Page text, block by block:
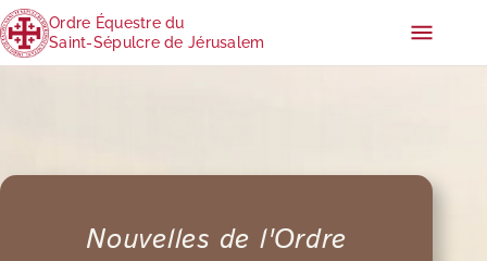
Ordre Équestre du
Saint-Sépulcre de Jérusalem
Nouvelles de l'Ordre